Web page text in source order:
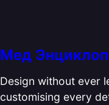
Мед
Design without ever
customising every